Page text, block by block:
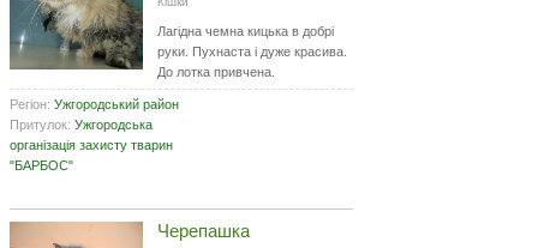
Лагідна чемна кицька в добрі
руки. Пухнаста і дуже красива.
До лотка привчена.
Регіон: Ужгородський район
Притулок: Ужгородська
організація захисту тварин
"БАРБОС"
Черепашка